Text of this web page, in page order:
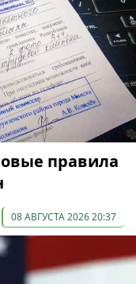
правила
08 АВГУСТА 2026 20:37